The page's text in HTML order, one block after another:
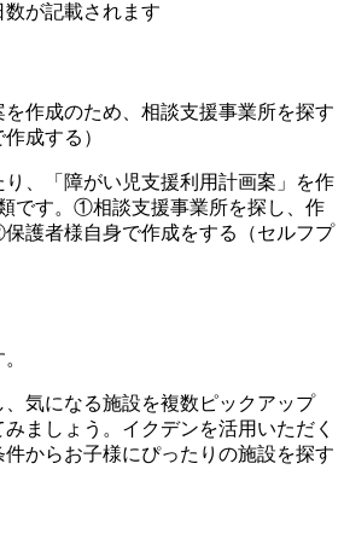
が記載されます
作成のため、相談支援事業所を探す
成する）
、「障がい児支援利用計画案」を作
です。①相談支援事業所を探し、作
護者様自身で作成をする（セルフプ
気になる施設を複数ピックアップ
ましょう。イクデンを活用いただく
からお子様にぴったりの施設を探す